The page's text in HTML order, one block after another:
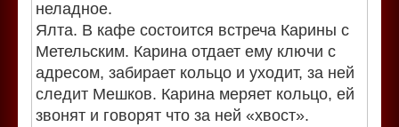
неладное.
Ялта. В кафе состоится встреча Карины с
Метельским. Карина отдает ему ключи с
адресом, забирает кольцо и уходит, за ней
следит Мешков. Карина меряет кольцо, ей
звонят и говорят что за ней «хвост».